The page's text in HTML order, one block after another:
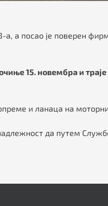
а, а посао је поверен
15. новембра и
и ланаца на
да путем